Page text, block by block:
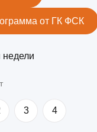
от ГК ФСК
недели
3 4